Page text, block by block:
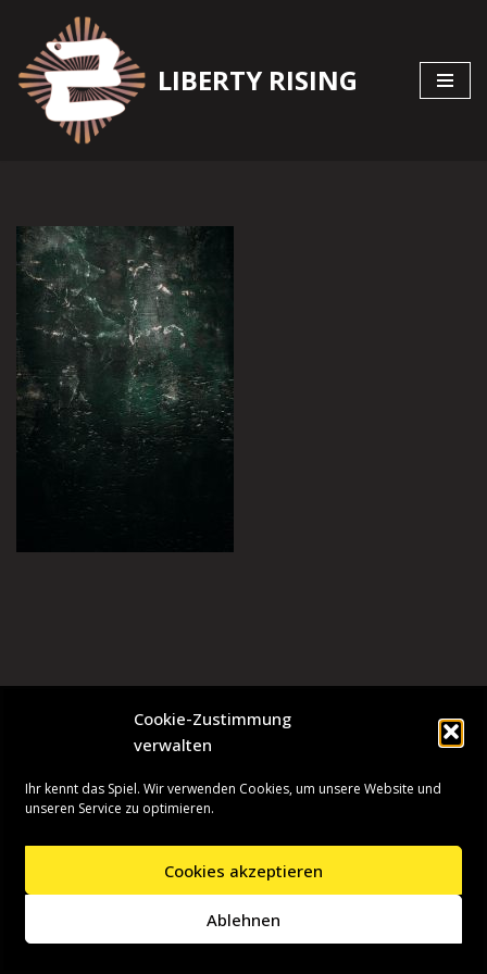
Cookie-Zustimmung
verwalten
Ihr kennt das Spiel. Wir verwenden Cookies, um unsere Website und
unseren Service zu optimieren.
Cookies akzeptieren
Ablehnen
Zum
Inhalt
springen
LIBERTY RISING
| Präsentiert vonWordPress
Presseinformationen